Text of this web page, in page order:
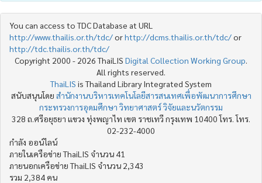
You can access to TDC Database at URL
http://www.thailis.or.th/tdc/orhttp://dcms.thailis.or.th/tdc/or
http://tdc.thailis.or.th/tdc/
Copyright 2000 - 2026 ThaiLIS Digital Collection Working Group
All rights reserved.
ThaiLIS is Thailand Library Integrated System
สนับสนุนโดย สำนักงานบริหารเทคโนโลยีสารสนเทศเพื่อพัฒนาการศึกษา
กระทรวงการอุดมศึกษา วิทยาศาสตร์ วิจัยและนวัตกรรม
328 ถ.ศรีอยุธยา แขวง ทุ่งพญาไท เขต ราชเทวี กรุงเทพ 10400 โทร. โทร.
02-232-4000
กำลัง ออน์ไลน์
ภายในเครือข่าย ThaiLIS จำนวน 41
ภายนอกเครือข่าย ThaiLIS จำนวน 2,343
รวม 2,384 คน